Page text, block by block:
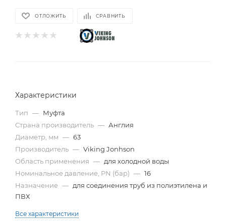
ОТЛОЖИТЬ СРАВНИТЬ
Характеристики
Тип — Муфта
Страна производитель — Англия
Диаметр, мм — 63
Производитель — Viking Jonhson
Область применения — для холодной воды
Номинальное давление, PN (бар) — 16
Назначение — для соединения труб из полиэтилена и
ПВХ
Все характеристики